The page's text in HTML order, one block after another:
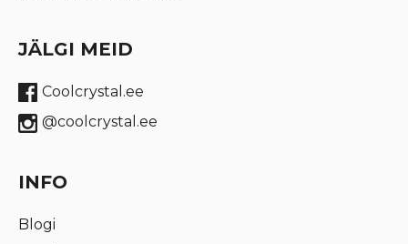
JÄLGI MEID
Coolcrystal.ee
@coolcrystal.ee
INFO
Blogi